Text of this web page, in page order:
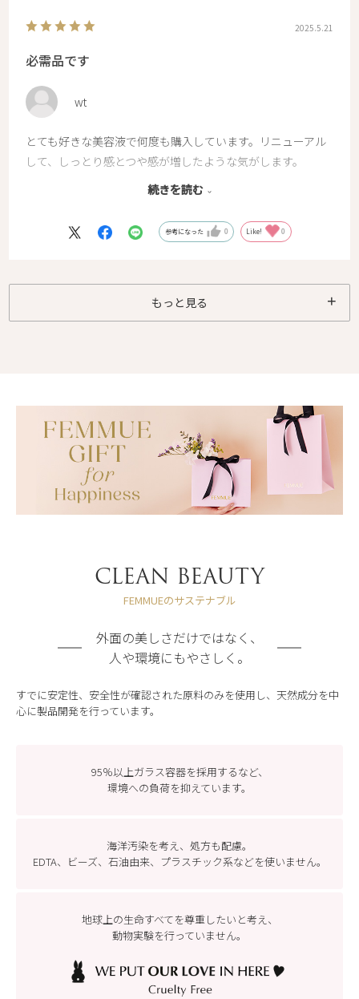
2025.5.21
必需品です
wt
とても好きな美容液で何度も購入しています。リニューアル
して、しっとり感とつや感が増したような気がします。
肌のきめも整うし、肌が明るくなっていくのも感じます。
これからもずっと使っていきたい美容液です。
続きを読む
参考になった 0 Like! 0
もっと見る
CLEAN BEAUTY
FEMMUEのサステナブル
外面の美しさだけではなく、
人や環境にもやさしく。
すでに安定性、安全性が確認された原料のみを使用し、天然成分を中
心に製品開発を行っています。
95％以上ガラス容器を採用するなど、
環境への負荷を抑えています。
海洋汚染を考え、処方も配慮。
EDTA、ビーズ、石油由来、プラスチック系などを使いません。
地球上の生命すべてを尊重したいと考え、
動物実験を行っていません。